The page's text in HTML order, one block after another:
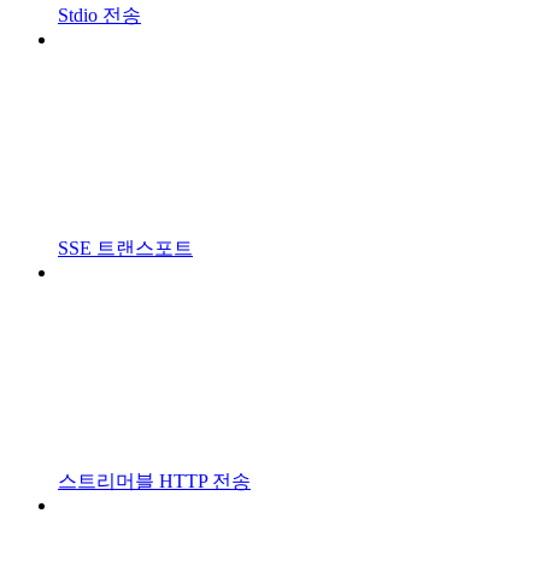
Stdio 전송
SSE 트랜스포트
스트리머블 HTTP 전송